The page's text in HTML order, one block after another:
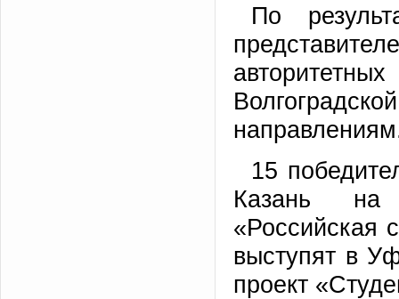
По
15
Казань на
«Российская
выступят в
проект